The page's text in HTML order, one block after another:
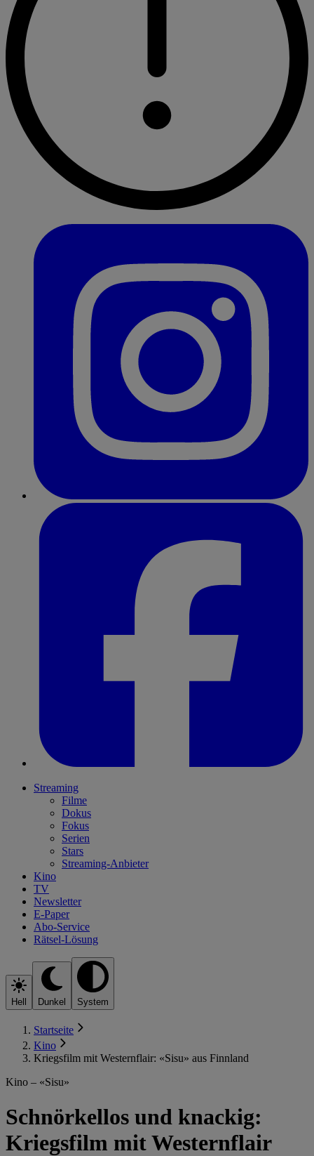
Streaming
Filme
Dokus
Fokus
Serien
Stars
Streaming-Anbieter
Kino
TV
Newsletter
E-Paper
Abo-Service
Rätsel-Lösung
Hell Dunkel System
Startseite
Kino
Kriegsfilm mit Westernflair: «Sisu» aus Finnland
Kino – «Sisu»
Schnörkellos und knackig:
Kriegsfilm mit Westernflair